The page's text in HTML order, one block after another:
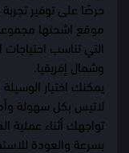
حرصًا على توفير
موقع اشحنها
التي تناسب
وشمال إفريقيا.
يمكنك اختيار
لاتيس بكل سهولة
تواجهك أثناء عملية
بسرعة والعودة